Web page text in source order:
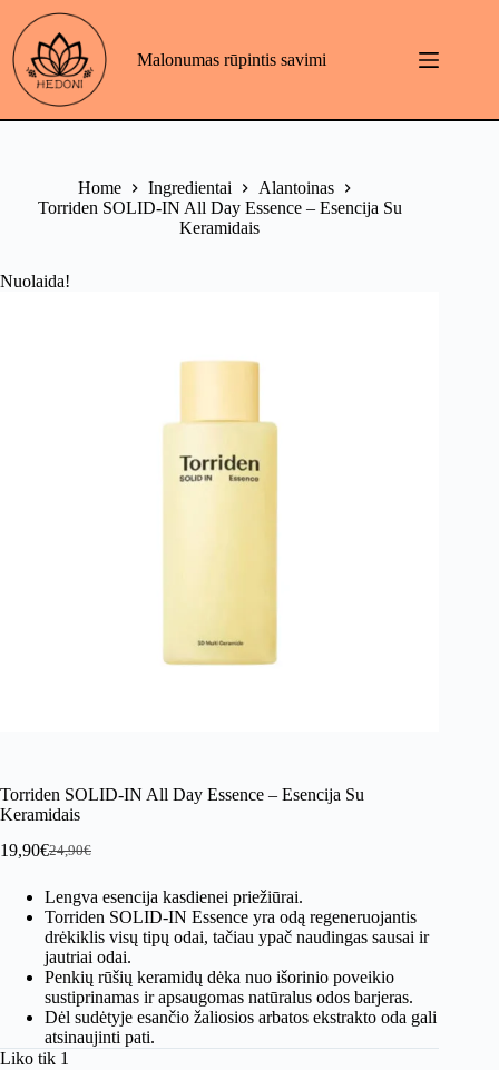
content
Malonumas rūpintis savimi
Home Ingredientai
Alantoinas
Torriden SOLID-IN All Day Essence – Esencija Su
Keramidais
Nuolaida!
Torriden SOLID-IN All Day Essence – Esencija Su
Keramidais
24,90€
Original
was:
24,90€.
19,90€Current
is:
19,90€.
Lengva esencija kasdienei priežiūrai.
Torriden SOLID-IN Essence yra odą regeneruojantis
drėkiklis visų tipų odai, tačiau ypač naudingas sausai ir
jautriai odai.
Penkių rūšių keramidų dėka nuo išorinio poveikio
sustiprinamas ir apsaugomas natūralus odos barjeras.
Dėl sudėtyje esančio žaliosios arbatos ekstrakto oda gali
atsinaujinti pati.
Liko tik 1